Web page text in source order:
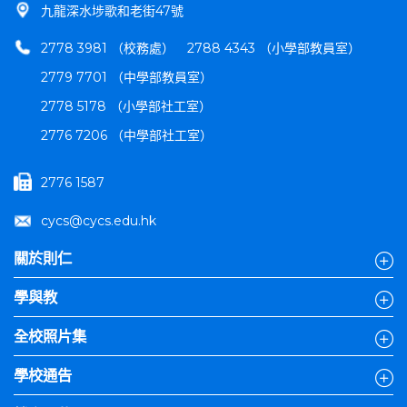
九龍深水埗歌和老街47號
2778 3981 （校務處）
2788 4343 （小學部教員室）
2779 7701 （中學部教員室）
2778 5178 （小學部社工室）
2776 7206 （中學部社工室）
2776 1587
cycs@cycs.edu.hk
關於則仁
學與教
全校照片集
學校通告